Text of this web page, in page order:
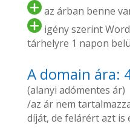
az árban benne
igény szerint
tárhelyre 1 napon
A domain ára:
(alanyi adómentes ár)
/az ár nem
díját, de felárért azt